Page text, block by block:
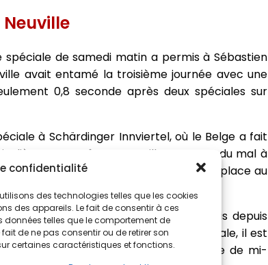
confidentialité
des technologies telles que les cookies
des appareils. Le fait de consentir à ces
telles que le comportement de
de ne pas consentir ou de retirer son
certaines caractéristiques et fonctions.
de samedi matin a permis à Sébastien
avait entamé la troisième journée avec une
0,8 seconde après deux spéciales sur
à Schärdinger Innviertel, où le Belge a fait
coûteux, Neuville ayant eu du mal à
secondes et tombant à la quatrième place au
récupéré la tête pour la première fois depuis
Ott Tänak lors de la première spéciale, il est
de la matinée, atteignant le service de mi-